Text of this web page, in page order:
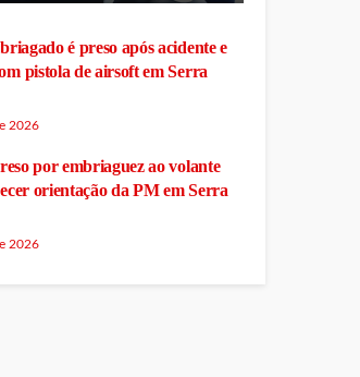
é preso após acidente e
pistola de airsoft em Serra
2026
por embriaguez ao volante
orientação da PM em Serra
2026